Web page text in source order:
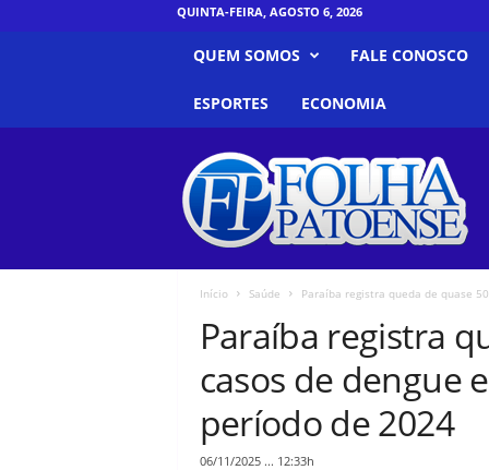
QUINTA-FEIRA, AGOSTO 6, 2026
QUEM SOMOS FALE CONOSCO
ESPORTES ECONOMIA
Início Saúde Paraíba registra queda de quase
Paraíba registra
casos de dengue
período de 2024
06/11/2025 ... 12:33h